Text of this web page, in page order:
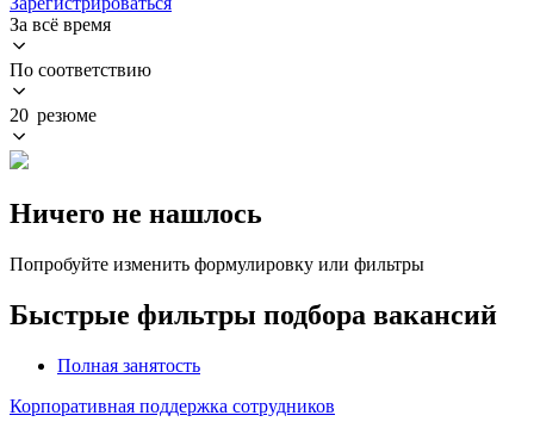
За всё время
По соответствию
20 резюме
Ничего не нашлось
Попробуйте изменить формулировку или фильтры
Быстрые фильтры подбора вакансий
Полная занятость
Корпоративная поддержка сотрудников